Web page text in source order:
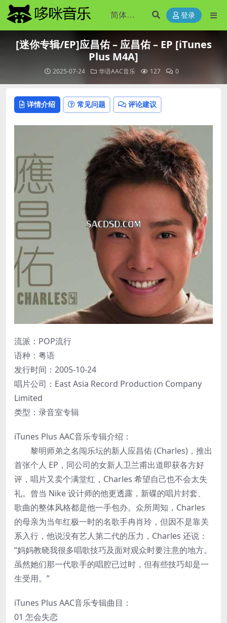
登录
[迷你专辑/EP]应昌佑 – 应昌佑 – EP [iTunes
Plus M4A]
2025-07-24 华语AAC音乐 127 0
详情介绍 常见问题 评论建议
流派：POP流行
语种：粤语
发行时间：2005-10-24
唱片公司：East Asia Record Production Company
Limited
类型：录音室专辑
iTunes Plus AAC音乐专辑介绍：
黎明师弟之名闯乐坛的新人应昌佑 (Charles)，推出
首张个人 EP，同公司的女新人卫兰甫出道即获各方好
评，唱片又卖个满堂红，Charles 希望自己也不会太失
礼。曾当 Nike 设计师的他更透露，新碟的唱片封套、
歌曲的整体风格都是他一手包办。众所周知，Charles
的母亲为当年红极一时的名歌手冉肖玲，但因不是靠关
系入行，他说没有艺人第二代的压力，Charles 还说：
“妈妈教晓我很多唱歌技巧及面对观众时要注意的地方。
虽然她们那一代歌手的唱腔已过时，但有些技巧却是一
生受用。”
iTunes Plus AAC音乐专辑曲目：
01 怎会失恋